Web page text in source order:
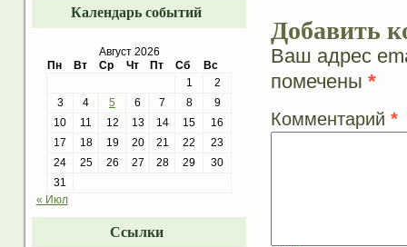
Календарь событий
Август 2026
Пн
Вт Ср Чт Пт Сб
Вс
1
2
3
4 5 6 7 8
9
10
11 12 13 14 15
16
17
18 19 20 21 22
23
24
25 26 27 28 29
30
31
« Июл
Ссылки
Добавить
Ваш адрес
помечены *
Комментарий *